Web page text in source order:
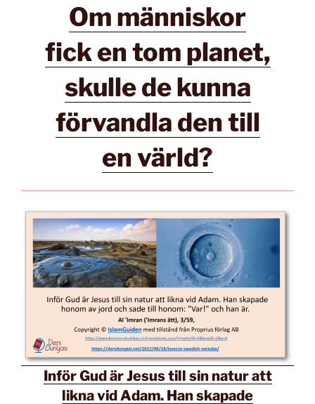
Om människor
fick en tom planet,
skulle de kunna
förvandla den till
en värld?
Inför Gud är Jesus till sin natur att
likna vid Adam. Han skapade